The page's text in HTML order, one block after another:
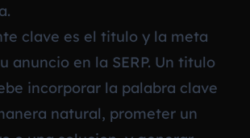
clave es el titulo y la meta
anuncio en la SERP. Un titulo
incorporar la palabra clave
natural, prometer un